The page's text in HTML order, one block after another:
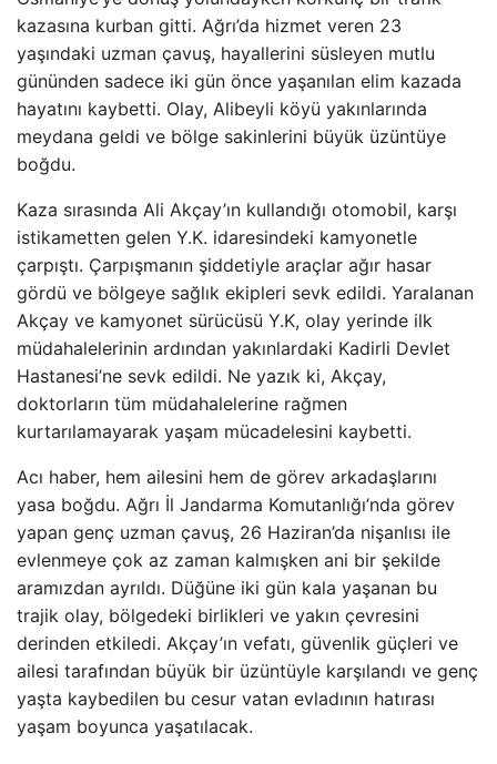
kazasına kurban gitti. Ağrı’da hizmet veren 23
yaşındaki uzman çavuş, hayallerini süsleyen mutlu
gününden sadece iki gün önce yaşanılan elim kazada
hayatını kaybetti. Olay, Alibeyli köyü yakınlarında
meydana geldi ve bölge sakinlerini büyük üzüntüye
boğdu.
Kaza sırasında Ali Akçay’ın kullandığı otomobil, karşı
istikametten gelen Y.K. idaresindeki kamyonetle
çarpıştı. Çarpışmanın şiddetiyle araçlar ağır hasar
gördü ve bölgeye sağlık ekipleri sevk edildi. Yaralanan
Akçay ve kamyonet sürücüsü Y.K, olay yerinde ilk
müdahalelerinin ardından yakınlardaki Kadirli Devlet
Hastanesi’ne sevk edildi. Ne yazık ki, Akçay,
doktorların tüm müdahalelerine rağmen
kurtarılamayarak yaşam mücadelesini kaybetti.
Acı haber, hem ailesini hem de görev arkadaşlarını
yasa boğdu. Ağrı İl Jandarma Komutanlığı’nda görev
yapan genç uzman çavuş, 26 Haziran’da nişanlısı ile
evlenmeye çok az zaman kalmışken ani bir şekilde
aramızdan ayrıldı. Düğüne iki gün kala yaşanan bu
trajik olay, bölgedeki birlikleri ve yakın çevresini
derinden etkiledi. Akçay’ın vefatı, güvenlik güçleri ve
ailesi tarafından büyük bir üzüntüyle karşılandı ve genç
yaşta kaybedilen bu cesur vatan evladının hatırası
yaşam boyunca yaşatılacak.